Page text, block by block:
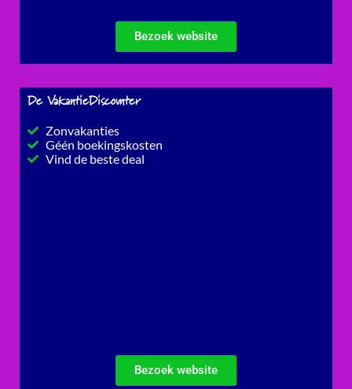
Bezoek website
De VakantieDiscounter
Zonvakanties
Géén boekingskosten
Vind de beste deal
Bezoek website